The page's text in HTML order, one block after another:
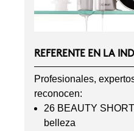
REFERENTE EN LA
Profesionales,
reconocen:
26 BEAUTY
belleza